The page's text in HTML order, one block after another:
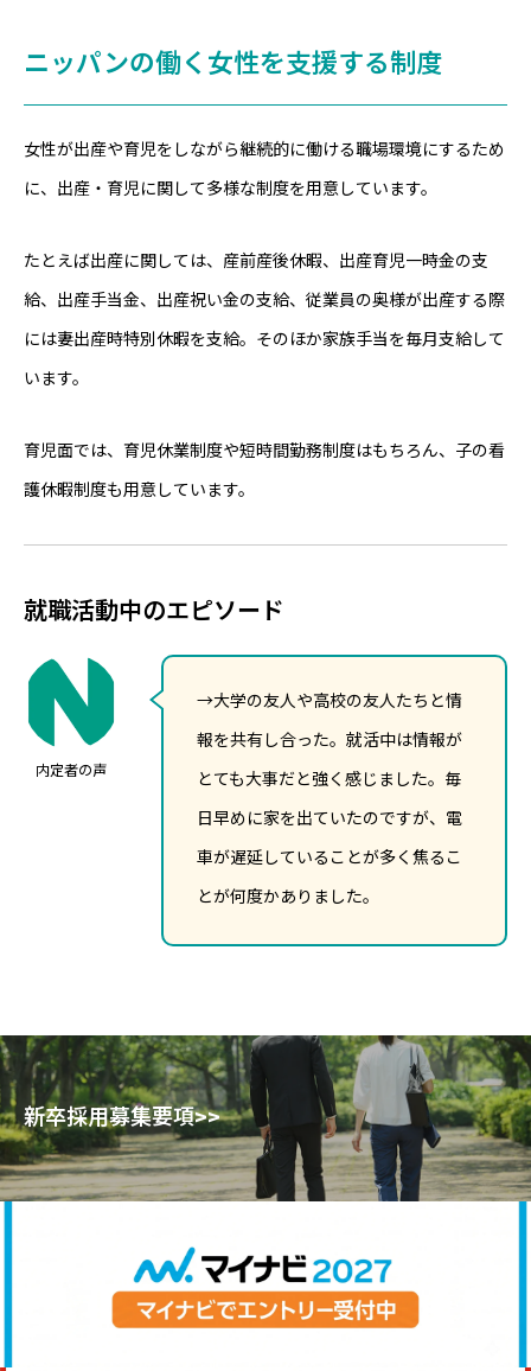
ニッパンの働く女性を支援する制度
女性が出産や育児をしながら継続的に働ける職場環境にするため
に、出産・育児に関して多様な制度を用意しています。
たとえば出産に関しては、産前産後休暇、出産育児一時金の支
給、出産手当金、出産祝い金の支給、従業員の奥様が出産する際
には妻出産時特別休暇を支給。そのほか家族手当を毎月支給して
います。
育児面では、育児休業制度や短時間勤務制度はもちろん、子の看
護休暇制度も用意しています。
就職活動中のエピソード
内定者の声
→大学の友人や高校の友人たちと情
報を共有し合った。就活中は情報が
とても大事だと強く感じました。毎
日早めに家を出ていたのですが、電
車が遅延していることが多く焦るこ
とが何度かありました。
新卒採用募集要項>>